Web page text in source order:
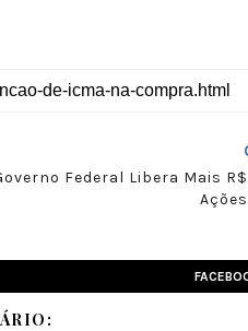
Federal Libera Mais